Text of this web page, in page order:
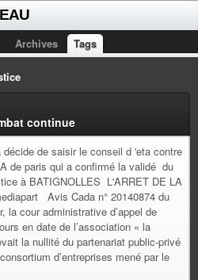
Archives Tags
continue
décide de saisir le conseil d 'eta contre
de paris qui a confirmé la validé du
à BATIGNOLLES L'ARRET DE LA
Avis Cada n° 20140874 du
cour administrative d’appel de
en date de l’association « la
la nullité du partenariat public-privé
d’entreprises mené par le